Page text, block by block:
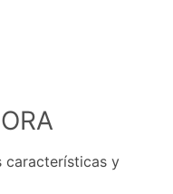
características y